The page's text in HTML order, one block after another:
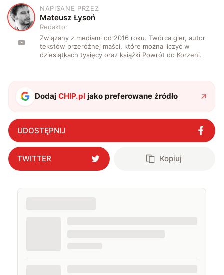
M
NAPISANE PRZEZ
Mateusz Łysoń
Redaktor
Związany z mediami od 2016 roku. Twórca gier, autor
tekstów przeróżnej maści, które można liczyć w
dziesiątkach tysięcy oraz książki Powrót do Korzeni.
DodajCHIP.pl jako preferowane źródło
UDOSTĘPNIJ
TWITTER Kopiuj